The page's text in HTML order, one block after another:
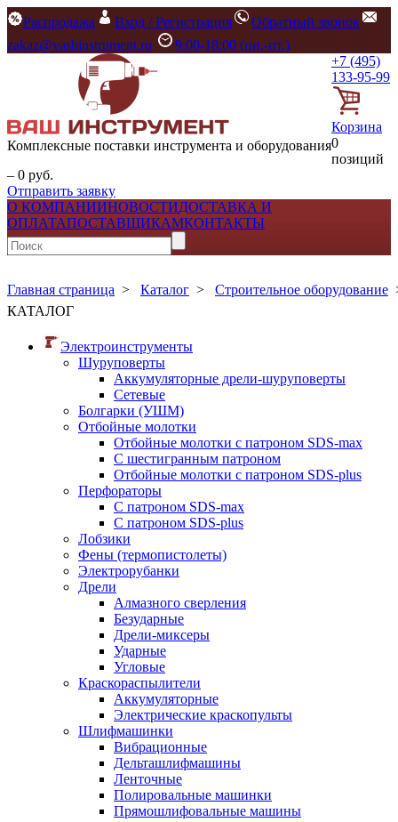
Распродажа Вход / Регистрация
Обратный звонок
zakaz@vashinstrument.ru
9:00-18:00 (пн.-пт.)
Комплексные поставки инструмента и оборудования
+7 (495)
133-95-99
Корзина
0
позиций
– 0 руб.
Отправить заявку
О КОМПАНИИНОВОСТИДОСТАВКА И
ОПЛАТАПОСТАВЩИКАМКОНТАКТЫ
Главная страница > Каталог > Строительное оборудование
КАТАЛОГ
Электроинструменты
Шуруповерты
Аккумуляторные дрели-шуруповерты
Сетевые
Болгарки (УШМ)
Отбойные молотки
Отбойные молотки с патроном SDS-max
С шестигранным патроном
Отбойные молотки с патроном SDS-plus
Перфораторы
С патроном SDS-max
С патроном SDS-plus
Лобзики
Фены (термопистолеты)
Электрорубанки
Дрели
Алмазного сверления
Безударные
Дрели-миксеры
Ударные
Угловые
Краскораспылители
Аккумуляторные
Электрические краскопульты
Шлифмашинки
Вибрационные
Дельташлифмашины
Ленточные
Полировальные машинки
Прямошлифовальные машины